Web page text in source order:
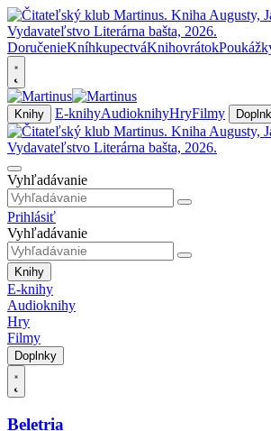
DoručenieKníhkupectváKnihovrátok
Knihy E-knihyAudioknihyHryFilmy
Vyhľadávanie
Prihlásiť
Vyhľadávanie
Knihy
E-knihy
Audioknihy
Hry
Filmy
Doplnky
Beletria